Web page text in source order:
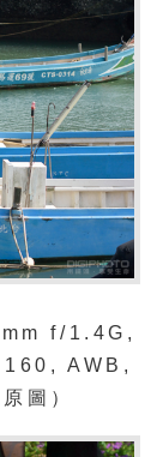
f/1.4G,
AWB,
原圖）